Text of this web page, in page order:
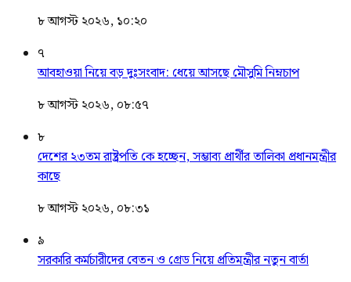
৮ আগস্ট ২০২৬, ১০:২০
৭
আবহাওয়া নিয়ে বড় দুঃসংবাদ: ধেয়ে আসছে মৌসুমি নিম্নচাপ
৮ আগস্ট ২০২৬, ০৮:৫৭
৮
দেশের ২৩তম রাষ্ট্রপতি কে হচ্ছেন, সম্ভাব্য প্রার্থীর তালিকা প্রধানমন্ত্রীর
কাছে
৮ আগস্ট ২০২৬, ০৮:৩১
৯
সরকারি কর্মচারীদের বেতন ও গ্রেড নিয়ে প্রতিমন্ত্রীর নতুন বার্তা